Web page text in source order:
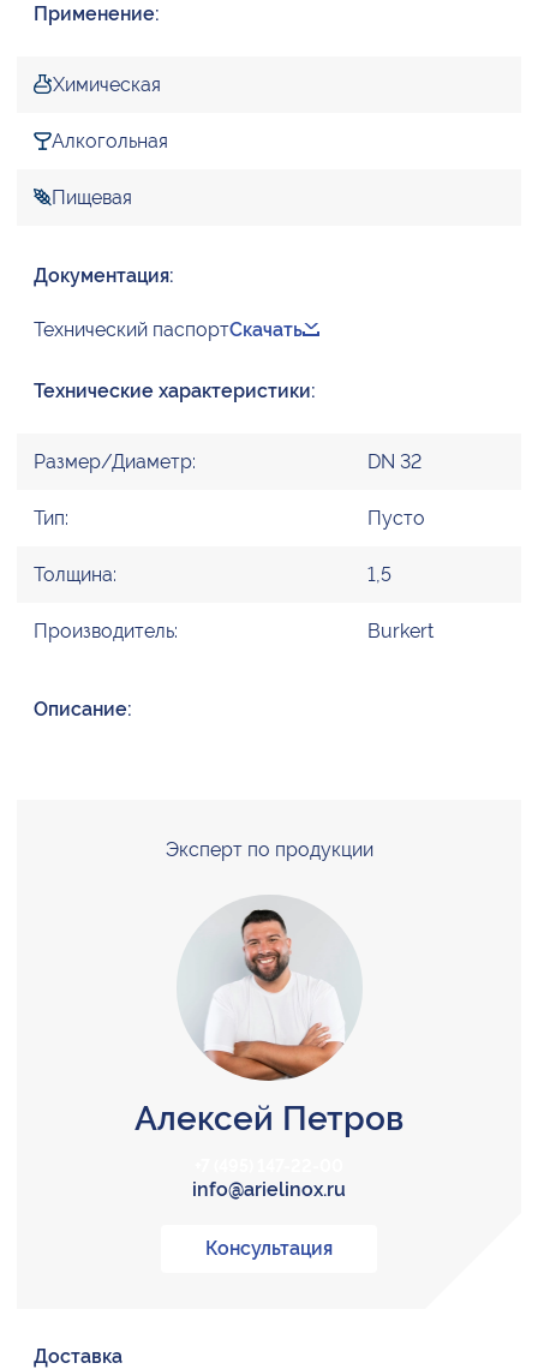
Применение:
Химическая
Алкогольная
Пищевая
Документация:
Технический паспортСкачать
Технические характеристики:
Размер/Диаметр: DN 32
Тип: Пусто
Толщина: 1,5
Производитель: Burkert
Описание:
Эксперт по продукции
Алексей Петров
info@arielinox.ru
Консультация
Доставка